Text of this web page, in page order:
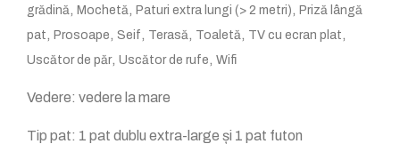
grădină , Mochetă , Paturi extra lungi (> 2 metri) , Priză lângă
pat , Prosoape , Seif , Terasă , Toaletă , TV cu ecran plat ,
Uscător de păr, Uscător de rufe , Wifi
Vedere: vedere la mare
Tip pat: 1 pat dublu extra-large și 1 pat futon